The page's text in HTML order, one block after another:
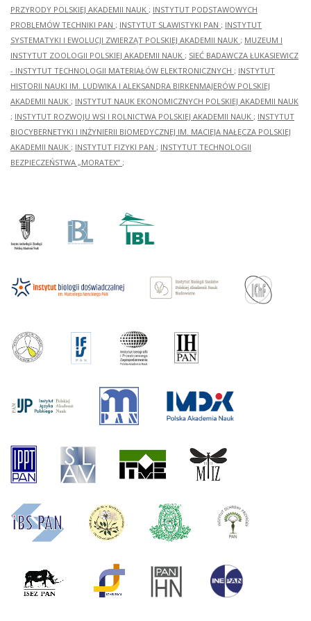
PRZYRODY POLSKIEJ AKADEMII NAUK ; INSTYTUT PODSTAWOWYCH
PROBLEMÓW TECHNIKI PAN ; INSTYTUT SLAWISTYKI PAN ; INSTYTUT
SYSTEMATYKI I EWOLUCJI ZWIERZĄT POLSKIEJ AKADEMII NAUK ; MUZEUM I
INSTYTUT ZOOLOGII POLSKIEJ AKADEMII NAUK ; SIEĆ BADAWCZA ŁUKASIEWICZ
- INSTYTUT TECHNOLOGII MATERIAŁÓW ELEKTRONICZNYCH ; INSTYTUT
HISTORII NAUKI IM. LUDWIKA I ALEKSANDRA BIRKENMAJERÓW POLSKIEJ
AKADEMII NAUK ; INSTYTUT NAUK EKONOMICZNYCH POLSKIEJ AKADEMII NAUK
; INSTYTUT ROZWOJU WSI I ROLNICTWA POLSKIEJ AKADEMII NAUK ; INSTYTUT
BIOCYBERNETYKI I INŻYNIERII BIOMEDYCZNEJ IM. MACIEJA NAŁĘCZA POLSKIEJ
AKADEMII NAUK ; INSTYTUT FIZYKI PAN ; INSTYTUT TECHNOLOGII
BEZPIECZEŃSTWA „MORATEX” ;